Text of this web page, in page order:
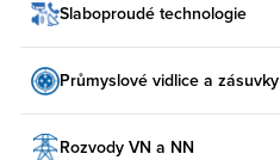
Slaboproudé technologie
Průmyslové vidlice a zásuvky
Rozvody VN a NN